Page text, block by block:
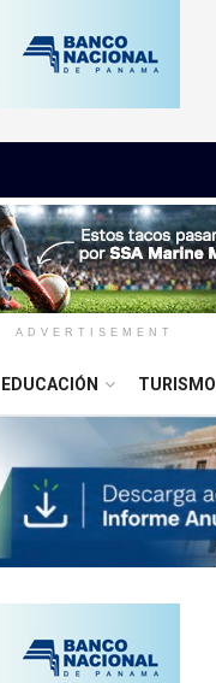
ADVERTISEMENT
EDUCACIÓN TURISMO